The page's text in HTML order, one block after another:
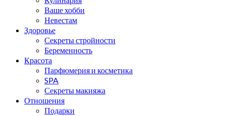
Ваше хобби
Невестам
Здоровье
Секреты стройности
Беременность
Красота
Парфюмерия и косметика
SPA
Секреты макияжа
Отношения
Подарки